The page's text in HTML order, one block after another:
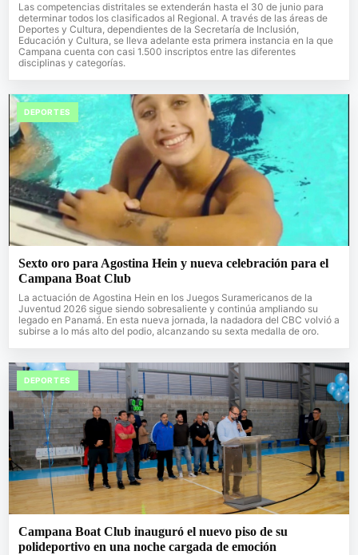
Las competencias distritales se extenderán hasta el 30 de junio para
determinar todos los clasificados al Regional. A través de las áreas de
Deportes y Cultura, dependientes de la Secretaría de Inclusión,
Educación y Cultura, se lleva adelante esta primera instancia en la que
Campana cuenta con casi 1.500 inscriptos entre las diferentes
disciplinas y categorías.
DEPORTES
Sexto oro para Agostina Hein y nueva celebración para el
Campana Boat Club
La actuación de Agostina Hein en los Juegos Suramericanos de la
Juventud 2026 sigue siendo sobresaliente y continúa ampliando su
legado en Panamá. En esta nueva jornada, la nadadora del CBC volvió a
subirse a lo más alto del podio, alcanzando su sexta medalla de oro.
DEPORTES
Campana Boat Club inauguró el nuevo piso de su
polideportivo en una noche cargada de emoción